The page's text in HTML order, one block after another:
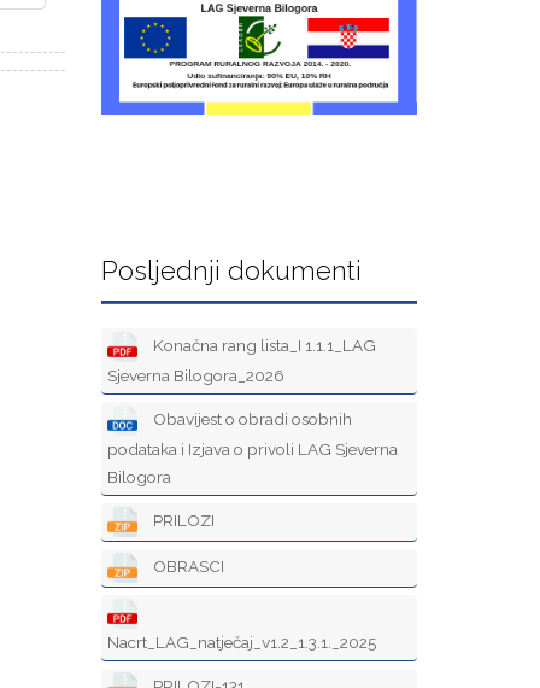
Posljednji dokumenti
Konačna rang lista_I 1.1.1_LAG
Sjeverna Bilogora_2026
Obavijest o obradi osobnih
podataka i Izjava o privoli LAG Sjeverna
Bilogora
PRILOZI
OBRASCI
Nacrt_LAG_natječaj_v1.2_1.3.1._2025